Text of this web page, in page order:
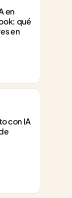
en
qué
en
con IA